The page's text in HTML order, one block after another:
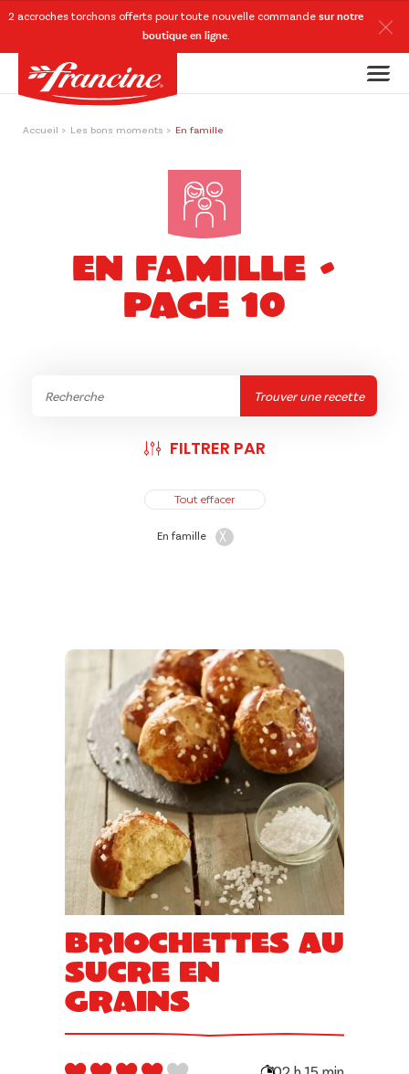
2 accroches torchons offerts pour toute nouvelle commande sur notre
boutique en ligne.
Accueil Les bons moments En famille
En famille -
Page 10
Trouver une recette
FILTRER PAR
En famille
Tout effacer
Briochettes au
sucre en
grains